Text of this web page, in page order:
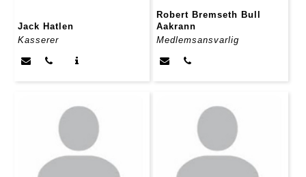
Jack Hatlen
Kasserer
Robert Bremseth Bull
Aakrann
Medlemsansvarlig